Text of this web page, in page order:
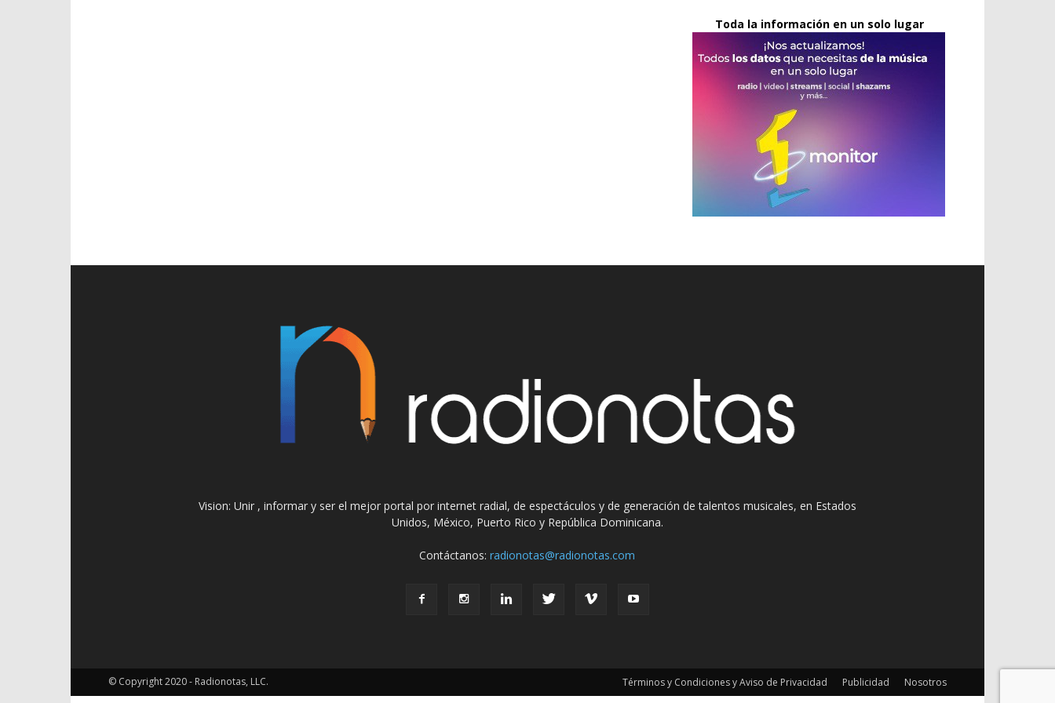
Toda la información en un solo lugar
Vision: Unir , informar y ser el mejor portal por internet radial, de espectáculos y de generación de talentos musicales, en Estados
Unidos, México, Puerto Rico y República Dominicana.
Contáctanos:radionotas@radionotas.com
Términos y Condiciones y Aviso de Privacidad Publicidad Nosotros
© Copyright 2020 - Radionotas, LLC.